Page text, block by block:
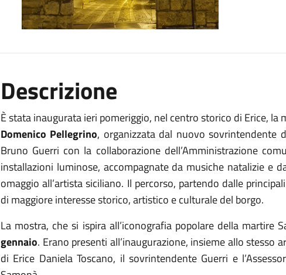
Descrizione
È stata inaugurata ieri pomeriggio, nel centro storico di Erice, la
Domenico Pellegrino, organizzata dal nuovo sovrintendente
Bruno Guerri con la collaborazione dell’Amministrazione
installazioni luminose, accompagnate da musiche natalizie e
omaggio all’artista siciliano. Il percorso, partendo dalle
di maggiore interesse storico, artistico e culturale del borgo.
La mostra, che si ispira all’iconografia popolare della martire
gennaio. Erano presenti all’inaugurazione, insieme allo stesso
di Erice Daniela Toscano, il sovrintendente Guerri e